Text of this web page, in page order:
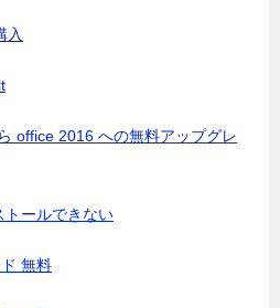
入
office 2016 への無料アップグレ
ールできない
無料